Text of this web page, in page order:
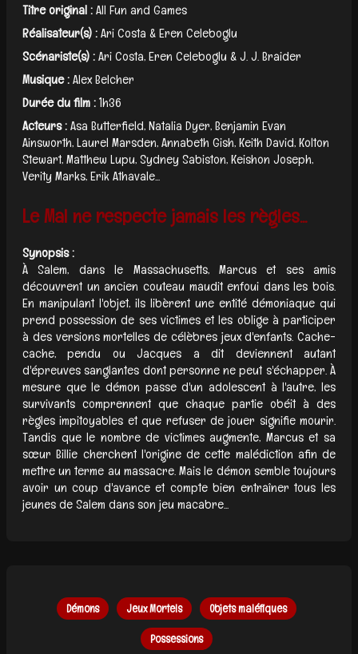
Titre original :All Fun and Games
Réalisateur(s) :Ari Costa & Eren Celeboglu
Scénariste(s) :Ari Costa, Eren Celeboglu & J. J. Braider
Musique :Alex Belcher
Durée du film :1h36
Acteurs :Asa Butterfield, Natalia Dyer, Benjamin Evan
Ainsworth, Laurel Marsden, Annabeth Gish, Keith David, Kolton
Stewart, Matthew Lupu, Sydney Sabiston, Keishon Joseph,
Verity Marks, Erik Athavale...
Le Mal ne respecte jamais les règles...
Synopsis :
À Salem, dans le Massachusetts, Marcus et ses amis
découvrent un ancien couteau maudit enfoui dans les bois.
En manipulant l'objet, ils libèrent une entité démoniaque qui
prend possession de ses victimes et les oblige à participer
à des versions mortelles de célèbres jeux d'enfants. Cache-
cache, pendu ou Jacques a dit deviennent autant
d'épreuves sanglantes dont personne ne peut s'échapper. À
mesure que le démon passe d'un adolescent à l'autre, les
survivants comprennent que chaque partie obéit à des
règles impitoyables et que refuser de jouer signifie mourir.
Tandis que le nombre de victimes augmente, Marcus et sa
sœur Billie cherchent l'origine de cette malédiction afin de
mettre un terme au massacre. Mais le démon semble toujours
avoir un coup d'avance et compte bien entraîner tous les
jeunes de Salem dans son jeu macabre...
Démons Jeux Mortels Objets maléfiques
Possessions